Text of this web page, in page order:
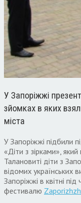
У Запоріжжі
зйомках в яких
міста
У Запоріжжі підбили
«Діти з зірками»,
Талановиті діти з
відомих українських
Запоріжжі в квітні
фестивалю